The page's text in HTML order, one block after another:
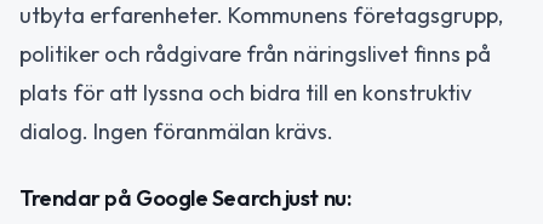
utbyta erfarenheter. Kommunens företagsgrupp,
politiker och rådgivare från näringslivet finns på
plats för att lyssna och bidra till en konstruktiv
dialog. Ingen föranmälan krävs.
Trendar på Google Search just nu: